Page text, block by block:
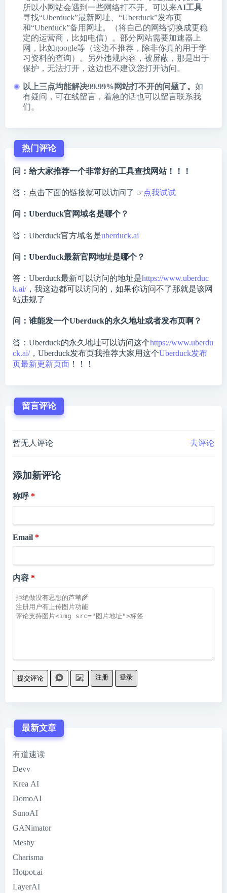
所以小网站会遇到一些网络打不开。可以来AI工具
寻找“Uberduck”最新网址、“Uberduck”发布页
和“Uberduck”备用网址。（将自己的网络切换成更稳
定的运营商，比如电信）。部分网站需要加速器上
网，比如google等（这边不推荐，除非你真的用于学
习资料的查询）。另外违规内容，被屏蔽，那是出于
保护，无法打开，这边也不建议您打开访问。
以上三点均能解决99.99%网站打不开的问题了。 如
有疑问，可在线留言，着急的话也可以留言联系我
们。
热门评论
问：给大家推荐一个非常好的工具查找网站！！！
答：点击下面的链接就可以访问了 ☞点我试试
问：Uberduck官网域名是哪个？
答：Uberduck官方域名是uberduck.ai
问：Uberduck最新官网地址是哪个？
答：Uberduck最新可以访问的地址是https://www.uberduc
k.ai/，我这边都可以访问的，如果你访问不了那就是该网
站违规了
问：谁能发一个Uberduck的永久地址或者发布页啊？
答：Uberduck的永久地址可以访问这个https://www.uberdu
ck.ai/，Uberduck发布页我推荐大家用这个Uberduck发布
页最新更新页面 ！！！
留言评论
暂无人评论 去评论
添加新评论
称呼
Email
内容
提交评论 注册 登录
最新文章
有道速读
Devv
Krea AI
DomoAI
SunoAI
GANimator
Meshy
Charisma
Hotpot.ai
LayerAI